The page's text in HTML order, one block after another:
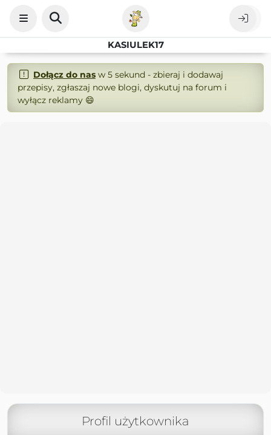
KASIULEK17
Dołącz do nasw 5 sekund - zbieraj i dodawaj
przepisy, zgłaszaj nowe blogi, dyskutuj na forum i
wyłącz reklamy 😄
Profil użytkownika